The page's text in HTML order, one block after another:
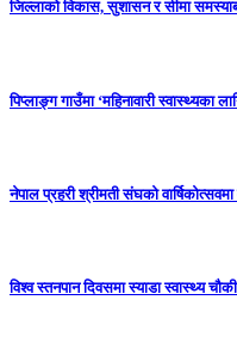
जिल्लाको विकास, सुशासन र सीमा
पिप्लाङ्ग गाउँमा ‘महिनावारी स्वास्थ्यका
नेपाल प्रहरी श्रीमती संघको
विश्व स्तनपान दिवसमा स्याडा स्वास्थ्य